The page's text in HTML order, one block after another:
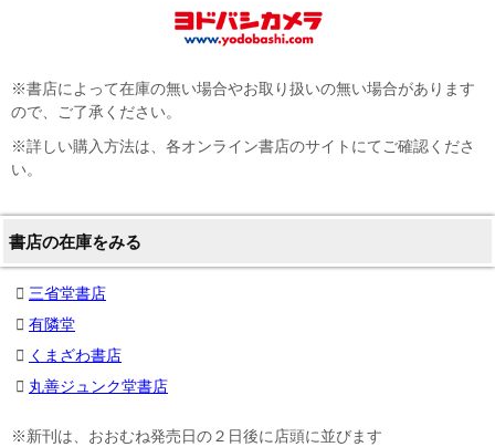
※書店によって在庫の無い場合やお取り扱いの無い場合があります
ので、ご了承ください。
※詳しい購入方法は、各オンライン書店のサイトにてご確認くださ
い。
書店の在庫をみる
三省堂書店
有隣堂
くまざわ書店
丸善ジュンク堂書店
※新刊は、おおむね発売日の２日後に店頭に並びます